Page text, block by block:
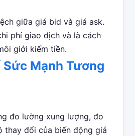
giữa giá bid và giá ask.
phí giao dịch và là cách
giới kiếm tiền.
Sức Mạnh Tương
đo lường xung lượng, đo
thay đổi của biến động giá